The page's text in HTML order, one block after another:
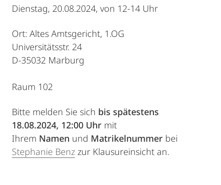
Dienstag, 20.08.2024, von 12-14 Uhr
Ort: Altes Amtsgericht, 1.OG
Universitätsstr. 24
D-35032 Marburg
Raum 102
Bitte melden Sie sich bis spätestens
18.08.2024, 12:00 Uhr mit
Ihrem Namen und Matrikelnummer bei
Stephanie Benz zur Klausureinsicht an.